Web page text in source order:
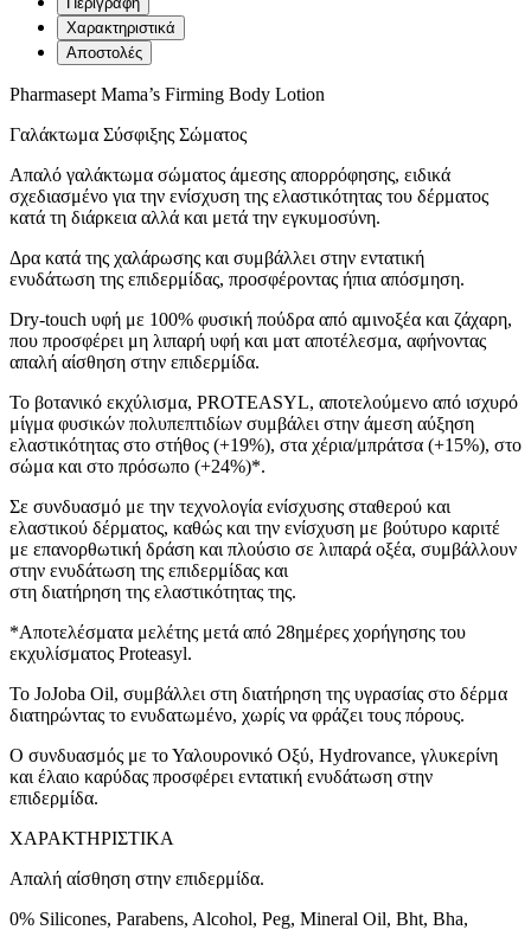
Χαρακτηριστικά
Αποστολές
Pharmasept Mama’s Firming Body Lotion
Γαλάκτωμα Σύσφιξης Σώματος
Απαλό γαλάκτωμα σώματος άμεσης απορρόφησης, ειδικά
σχεδιασμένο για την ενίσχυση της ελαστικότητας του δέρματος
κατά τη διάρκεια αλλά και μετά την εγκυμοσύνη.
Δρα κατά της χαλάρωσης και συμβάλλει στην εντατική
ενυδάτωση της επιδερμίδας, προσφέροντας ήπια απόσμηση.
Dry-touch υφή με 100% φυσική πούδρα από αμινοξέα και ζάχαρη,
που προσφέρει μη λιπαρή υφή και ματ αποτέλεσμα, αφήνοντας
απαλή αίσθηση στην επιδερμίδα.
Το βοτανικό εκχύλισμα, PROTEASYL, αποτελούμενο από ισχυρό
μίγμα φυσικών πολυπεπτιδίων συμβάλει στην άμεση αύξηση
ελαστικότητας στο στήθος (+19%), στα χέρια/μπράτσα (+15%), στο
σώμα και στο πρόσωπο (+24%)*.
Σε συνδυασμό με την τεχνολογία ενίσχυσης σταθερού και
ελαστικού δέρματος, καθώς και την ενίσχυση με βούτυρο καριτέ
με επανορθωτική δράση και πλούσιο σε λιπαρά οξέα, συμβάλλουν
στην ενυδάτωση της επιδερμίδας και
στη διατήρηση της ελαστικότητας της.
*Αποτελέσματα μελέτης μετά από 28ημέρες χορήγησης του
εκχυλίσματος Proteasyl.
Το JoJoba Oil, συμβάλλει στη διατήρηση της υγρασίας στο δέρμα
διατηρώντας το ενυδατωμένο, χωρίς να φράζει τους πόρους.
Ο συνδυασμός με το Υαλουρονικό Οξύ, Hydrovance, γλυκερίνη
και έλαιο καρύδας προσφέρει εντατική ενυδάτωση στην
επιδερμίδα.
ΧΑΡΑΚΤΗΡΙΣΤΙΚΑ
Απαλή αίσθηση στην επιδερμίδα.
0% Silicones, Parabens, Alcohol, Peg, Mineral Oil, Bht, Bha,